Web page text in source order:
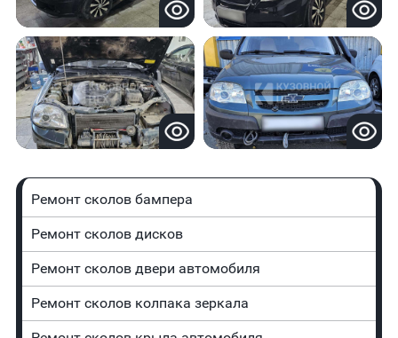
Ремонт сколов бампера
Ремонт сколов дисков
Ремонт сколов двери автомобиля
Ремонт сколов колпака зеркала